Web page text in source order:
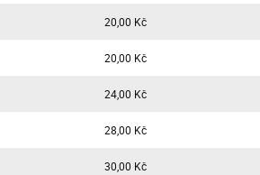
20,00 Kč
20,00 Kč
24,00 Kč
28,00 Kč
30,00 Kč